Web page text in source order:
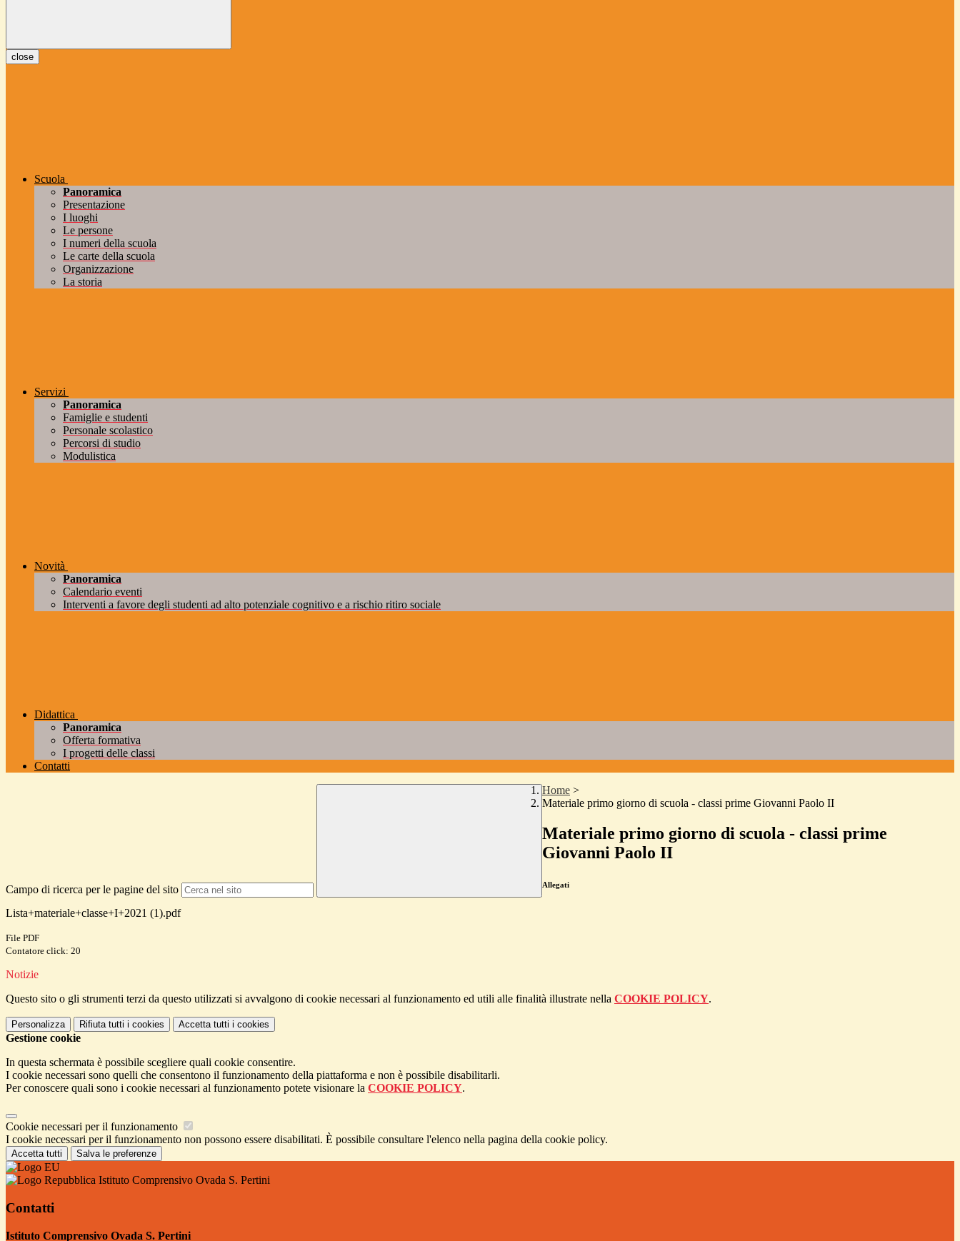
close
Scuola
Panoramica
Presentazione
I luoghi
Le persone
I numeri della scuola
Le carte della scuola
Organizzazione
La storia
Servizi
Panoramica
Famiglie e studenti
Personale scolastico
Percorsi di studio
Modulistica
Novità
Panoramica
Calendario eventi
Interventi a favore degli studenti ad alto potenziale cognitivo e a rischio ritiro sociale
Didattica
Panoramica
Offerta formativa
I progetti delle classi
Contatti
Campo di ricerca per le pagine del sito
Home >
Materiale primo giorno di scuola - classi prime Giovanni Paolo II
Materiale primo giorno di scuola - classi prime
Giovanni Paolo II
Allegati
Lista+materiale+classe+I+2021 (1).pdf
File PDF
Contatore click: 20
Notizie
Questo sito o gli strumenti terzi da questo utilizzati si avvalgono di cookie necessari al funzionamento ed utili alle finalità illustrate nella COOKIE POLICY.
Personalizza Rifiuta tutti i cookies Accetta tutti i cookies
Gestione cookie
In questa schermata è possibile scegliere quali cookie consentire.
I cookie necessari sono quelli che consentono il funzionamento della piattaforma e non è possibile disabilitarli.
Per conoscere quali sono i cookie necessari al funzionamento potete visionare la COOKIE POLICY.
Cookie necessari per il funzionamento
I cookie necessari per il funzionamento non possono essere disabilitati. È possibile consultare l'elenco nella pagina della cookie policy.
Accetta tutti Salva le preferenze
Istituto Comprensivo Ovada S. Pertini
Contatti
Istituto Comprensivo Ovada S. Pertini